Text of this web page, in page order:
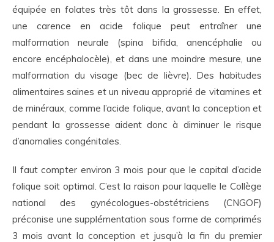
équipée en folates très tôt dans la grossesse. En effet,
une carence en acide folique peut entraîner une
malformation neurale (spina bifida, anencéphalie ou
encore encéphalocèle), et dans une moindre mesure, une
malformation du visage (bec de lièvre). Des habitudes
alimentaires saines et un niveau approprié de vitamines et
de minéraux, comme l’acide folique, avant la conception et
pendant la grossesse aident donc à diminuer le risque
d’anomalies congénitales.
Il faut compter environ 3 mois pour que le capital d’acide
folique soit optimal. C’est la raison pour laquelle le Collège
national des gynécologues-obstétriciens (CNGOF)
préconise une supplémentation sous forme de comprimés
3 mois avant la conception et jusqu’à la fin du premier